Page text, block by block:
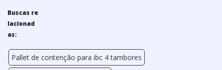
Buscas re
lacionad
as:
Pallet de contenção para ibc 4 tambores